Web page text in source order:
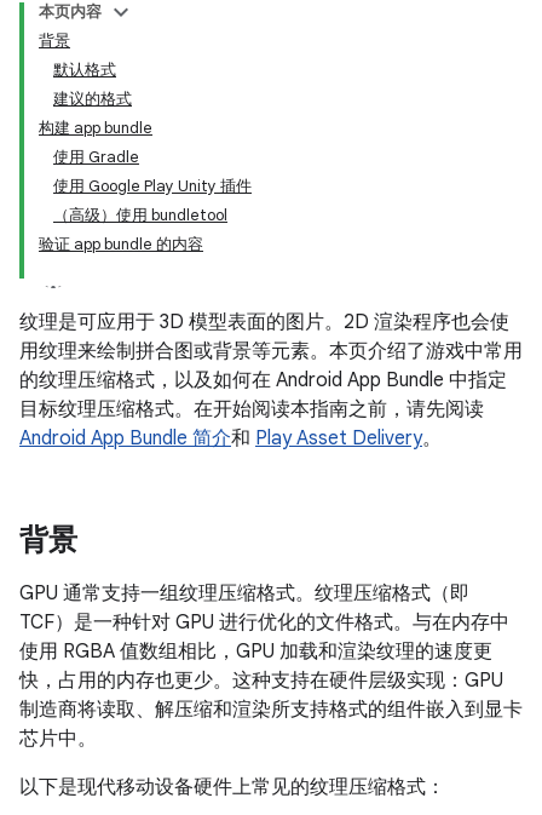
本页内容
背景
默认格式
建议的格式
构建 app bundle
使用 Gradle
使用 Google Play Unity 插件
（高级）使用 bundletool
验证 app bundle 的内容
纹理是可应用于 3D 模型表面的图片。 2D 渲染程序也会使
用纹理来绘制拼合图或背景等元素。本页介绍了游戏中常用
的纹理压缩格式，以及如何在 Android App Bundle 中指定
目标纹理压缩格式。在开始阅读本指南之前，请先阅读
Android App Bundle 简介和 Play Asset Delivery。
背景
GPU 通常支持一组纹理压缩格式。纹理压缩格式（即
TCF）是一种针对 GPU 进行优化的文件格式。与在内存中
使用 RGBA 值数组相比，GPU 加载和渲染纹理的速度更
快，占用的内存也更少。这种支持在硬件层级实现：GPU
制造商将读取、解压缩和渲染所支持格式的组件嵌入到显卡
芯片中。
以下是现代移动设备硬件上常见的纹理压缩格式：